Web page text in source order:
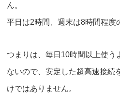
ん。
平日は2時間、週末は8時間程度
つまりは、毎日10時間以上使う
ないので、安定した超高速接続
けではありません。